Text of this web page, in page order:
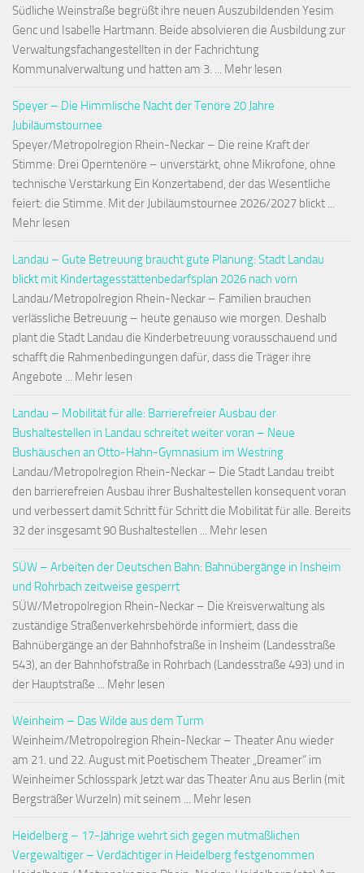
Südliche Weinstraße begrüßt ihre neuen Auszubildenden Yesim
Genc und Isabelle Hartmann. Beide absolvieren die Ausbildung zur
Verwaltungsfachangestellten in der Fachrichtung
Kommunalverwaltung und hatten am 3. ... Mehr lesen
Speyer – Die Himmlische Nacht der Tenöre 20 Jahre
Jubiläumstournee
Speyer/Metropolregion Rhein-Neckar – Die reine Kraft der
Stimme: Drei Operntenöre – unverstärkt, ohne Mikrofone, ohne
technische Verstärkung Ein Konzertabend, der das Wesentliche
feiert: die Stimme. Mit der Jubiläumstournee 2026/2027 blickt ...
Mehr lesen
Landau – Gute Betreuung braucht gute Planung: Stadt Landau
blickt mit Kindertagesstättenbedarfsplan 2026 nach vorn
Landau/Metropolregion Rhein-Neckar – Familien brauchen
verlässliche Betreuung – heute genauso wie morgen. Deshalb
plant die Stadt Landau die Kinderbetreuung vorausschauend und
schafft die Rahmenbedingungen dafür, dass die Träger ihre
Angebote ... Mehr lesen
Landau – Mobilität für alle: Barrierefreier Ausbau der
Bushaltestellen in Landau schreitet weiter voran – Neue
Bushäuschen an Otto-Hahn-Gymnasium im Westring
Landau/Metropolregion Rhein-Neckar – Die Stadt Landau treibt
den barrierefreien Ausbau ihrer Bushaltestellen konsequent voran
und verbessert damit Schritt für Schritt die Mobilität für alle. Bereits
32 der insgesamt 90 Bushaltestellen ... Mehr lesen
SÜW – Arbeiten der Deutschen Bahn: Bahnübergänge in Insheim
und Rohrbach zeitweise gesperrt
SÜW/Metropolregion Rhein-Neckar – Die Kreisverwaltung als
zuständige Straßenverkehrsbehörde informiert, dass die
Bahnübergänge an der Bahnhofstraße in Insheim (Landesstraße
543), an der Bahnhofstraße in Rohrbach (Landesstraße 493) und in
der Hauptstraße ... Mehr lesen
Weinheim – Das Wilde aus dem Turm
Weinheim/Metropolregion Rhein-Neckar – Theater Anu wieder
am 21. und 22. August mit Poetischem Theater „Dreamer“ im
Weinheimer Schlosspark Jetzt war das Theater Anu aus Berlin (mit
Bergsträßer Wurzeln) mit seinem ... Mehr lesen
Heidelberg – 17-Jährige wehrt sich gegen mutmaßlichen
Vergewaltiger – Verdächtiger in Heidelberg festgenommen